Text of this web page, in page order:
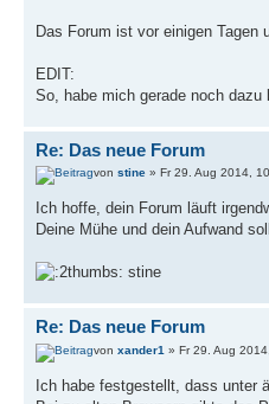
Das Forum ist vor einigen Tagen
EDIT:
So, habe mich gerade noch dazu
Re: Das neue Forum
von stine » Fr 29. Aug 2014,
Ich hoffe, dein Forum läuft
Deine Mühe und dein Aufwand
stine
Re: Das neue Forum
von xander1 » Fr 29. Aug
Ich habe festgestellt, dass unter